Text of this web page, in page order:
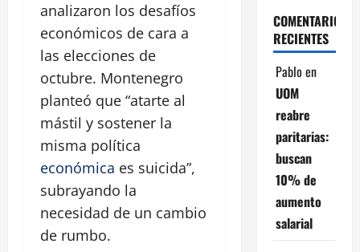
analizaron los desafíos
económicos de cara a
las elecciones de
octubre. Montenegro
planteó que atarte al
mástil y sostener la
misma política
económica es suicida ,
subrayando la
necesidad de un cambio
de rumbo.
COMENTARIOS
RECIENTES
Pablo en
UOM
reabre
paritarias:
buscan
10% de
aumento
salarial